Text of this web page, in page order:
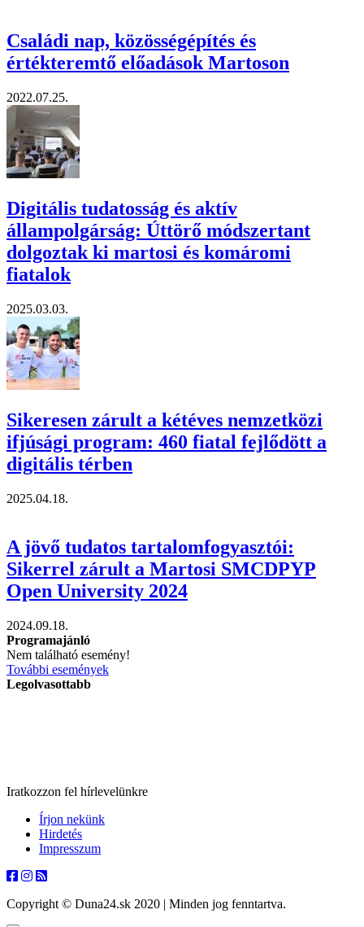
Családi nap, közösségépítés és
értékteremtő előadások Martoson
2022.07.25.
Digitális tudatosság és aktív
állampolgárság: Úttörő módszertant
dolgoztak ki martosi és komáromi
fiatalok
2025.03.03.
Sikeresen zárult a kétéves nemzetközi
ifjúsági program: 460 fiatal fejlődött a
digitális térben
2025.04.18.
A jövő tudatos tartalomfogyasztói:
Sikerrel zárult a Martosi SMCDPYP
Open University 2024
2024.09.18.
Programajánló
Nem található esemény!
További események
Legolvasottabb
Iratkozzon fel hírlevelünkre
Írjon nekünk
Hirdetés
Impresszum
Copyright © Duna24.sk 2020 | Minden jog fenntartva.